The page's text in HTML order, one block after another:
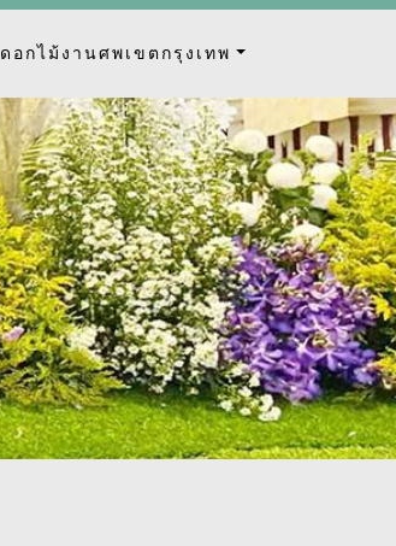
ดอกไม้งานศพเขตกรุงเทพ